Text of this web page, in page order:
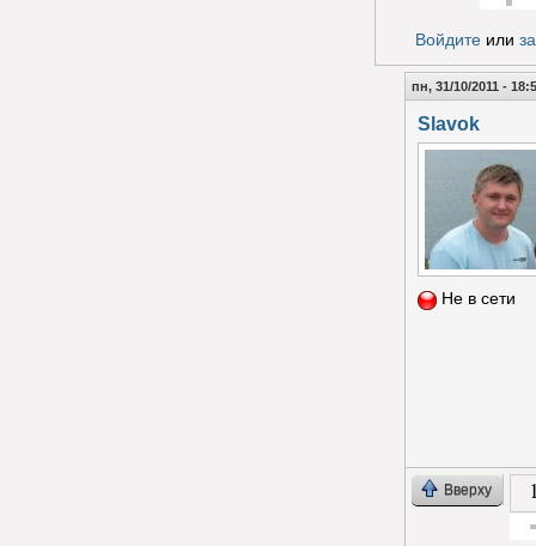
Войдитеили
пн, 31/10/2011 -
Slavok
Не в сети
Вверху